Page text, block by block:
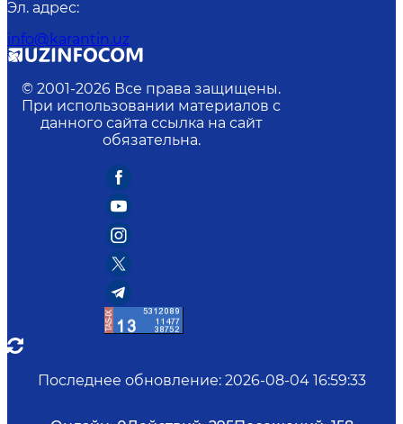
Эл. адрес:
info@karantin.uz
© 2001-2026 Все права защищены.
При использовании материалов с
данного сайта ссылка на сайт
обязательна.
Последнее обновление: 2026-08-04 16:59:33